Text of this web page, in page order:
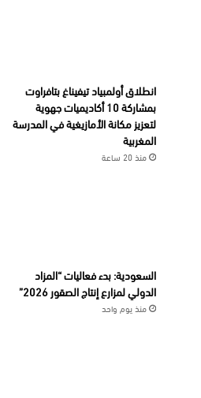
انطلاق أولمبياد تيفيناغ بتافراوت
بمشاركة 10 أكاديميات جهوية
لتعزيز مكانة الأمازيغية في المدرسة
المغربية
منذ 20 ساعة
السعودية: بدء فعاليات “المزاد
الدولي لمزارع إنتاج الصقور 2026”
منذ يوم واحد